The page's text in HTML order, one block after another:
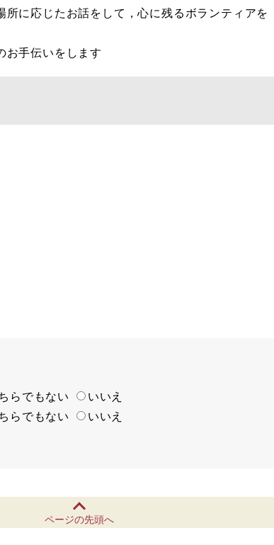
に応じたお話をして，心に残るボランティアを
手伝いをします
らでもない
いいえ
らでもない いいえ
ページの先頭へ